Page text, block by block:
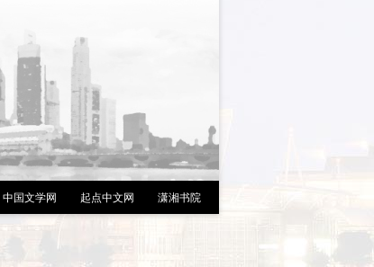
中国文学网 起点中文网 潇湘书院